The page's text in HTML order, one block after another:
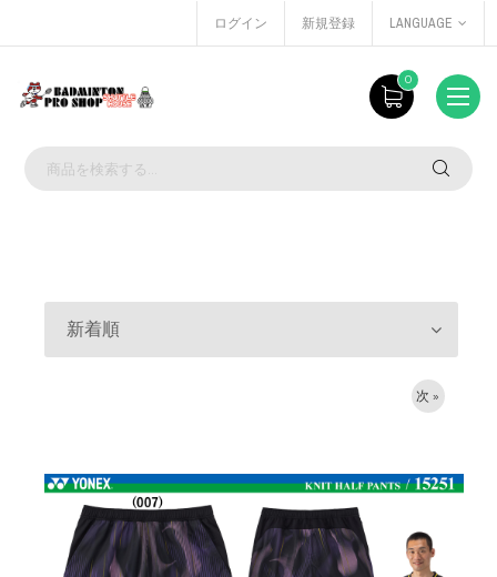
ログイン 新規登録 LANGUAGE
0
新着順
次 »